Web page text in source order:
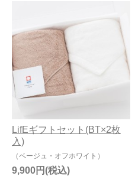
LifEギフトセット(BT×2枚
入)
（ベージュ・オフホワイト）
9,900円